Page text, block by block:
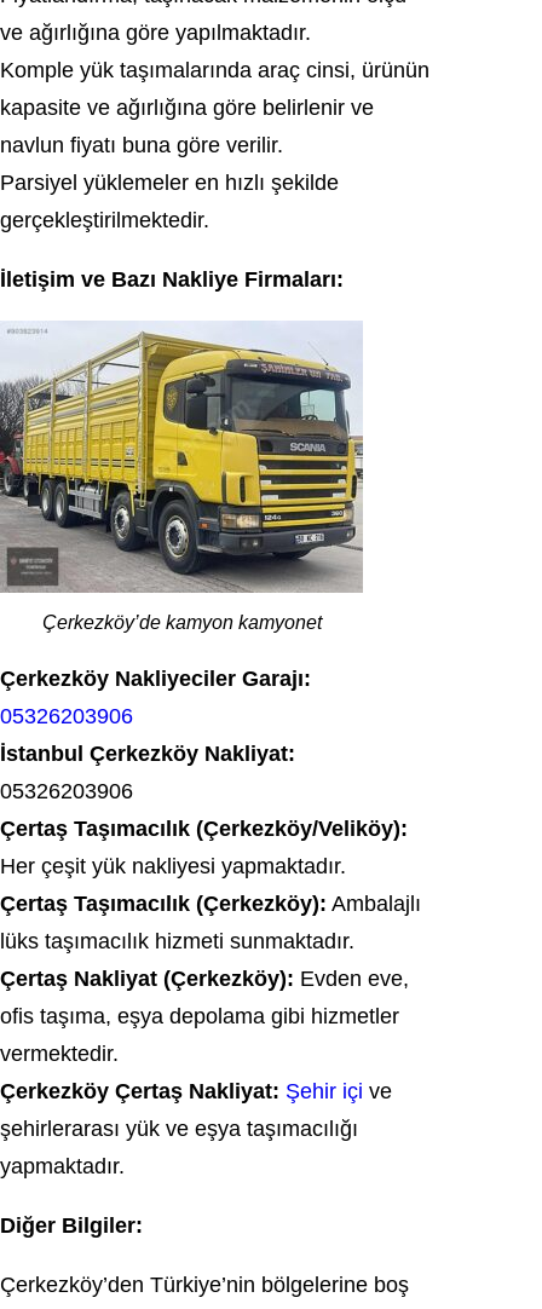
ve ağırlığına göre yapılmaktadır.
Komple yük taşımalarında araç cinsi, ürünün
kapasite ve ağırlığına göre belirlenir ve
navlun fiyatı buna göre verilir.
Parsiyel yüklemeler en hızlı şekilde
gerçekleştirilmektedir.
İletişim ve Bazı Nakliye Firmaları:
Çerkezköy’de kamyon kamyonet
Çerkezköy Nakliyeciler Garajı:
05326203906
İstanbul Çerkezköy Nakliyat:
05326203906
Çertaş Taşımacılık (Çerkezköy/Veliköy):
Her çeşit yük nakliyesi yapmaktadır.
Çertaş Taşımacılık (Çerkezköy): Ambalajlı
lüks taşımacılık hizmeti sunmaktadır.
Çertaş Nakliyat (Çerkezköy): Evden eve,
ofis taşıma, eşya depolama gibi hizmetler
vermektedir.
Çerkezköy Çertaş Nakliyat: Şehir içi ve
şehirlerarası yük ve eşya taşımacılığı
yapmaktadır.
Diğer Bilgiler:
Çerkezköy’den Türkiye’nin bölgelerine boş